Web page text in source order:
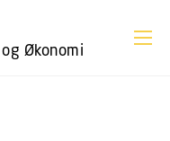
Økonomi